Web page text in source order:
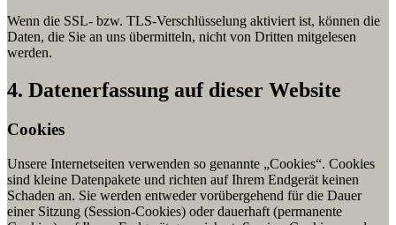
Wenn die SSL- bzw. TLS-Verschlüsselung aktiviert ist, können die
Daten, die Sie an uns übermitteln, nicht von Dritten mitgelesen
werden.
4. Datenerfassung auf dieser Website
Cookies
Unsere Internetseiten verwenden so genannte „Cookies“. Cookies
sind kleine Datenpakete und richten auf Ihrem Endgerät keinen
Schaden an. Sie werden entweder vorübergehend für die Dauer
einer Sitzung (Session-Cookies) oder dauerhaft (permanente